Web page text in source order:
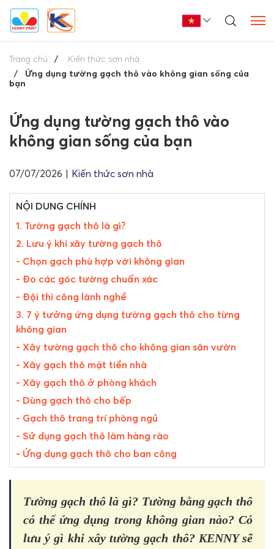
Trang chủ
Kiến thức sơn nhà
Ứng dụng tường gạch thô vào không gian sống của
bạn
Ứng dụng tường gạch thô vào
không gian sống của bạn
07/07/2026 | Kiến thức sơn nhà
NỘI DUNG CHÍNH
1. Tường gạch thô là gì?
2. Lưu ý khi xây tường gạch thô
- Chọn gạch phù hợp với không gian
- Đo các góc tường chuẩn xác
- Đội thi công lành nghề
3. 7 ý tưởng ứng dụng tường gạch thô cho từng
không gian
- Xây tường gạch thô cho không gian sân vườn
- Xây gạch thô mặt tiền nhà
- Xây gạch thô ở phòng khách
- Dùng gạch thô cho bếp
- Gạch thô trang trí phòng ngủ
- Sử dụng gạch thô làm hàng rào
- Ứng dụng gạch thô cho ban công
Tường gạch thô là gì? Tường bằng gạch thô
có thể ứng dụng trong không gian nào? Có
lưu ý gì khi xây tường gạch thô? KENNY sẽ